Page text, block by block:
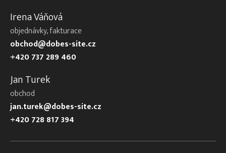
Irena Váňová
objednávky, fakturace
obchod@dobes-site.cz
+420 737 289 460
Jan Turek
obchod
jan.turek@dobes-site.cz
+420 728 817 394